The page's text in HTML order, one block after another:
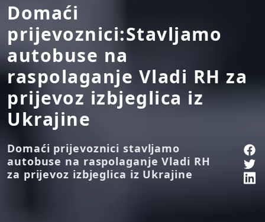
Domaći
prijevoznici:Stavljamo
autobuse na
raspolaganje Vladi RH za
prijevoz izbjeglica iz
Ukrajine
Domaći prijevoznici stavljamo
autobuse na raspolaganje Vladi RH
za prijevoz izbjeglica iz Ukrajine